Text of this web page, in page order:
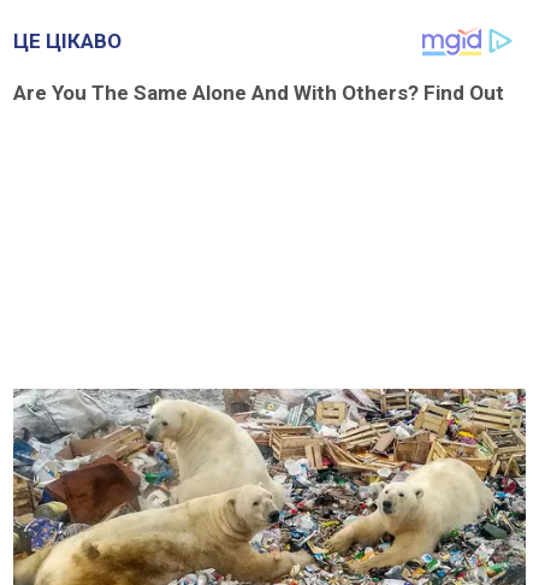
ЦЕ ЦІКАВО
Are You The Same Alone And With Others? Find Out